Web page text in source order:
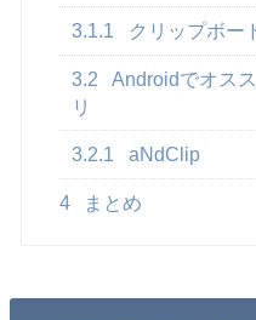
3.1.1 クリップボー
3.2
Androidでオス
リ
3.2.1 aNdClip
4 まとめ